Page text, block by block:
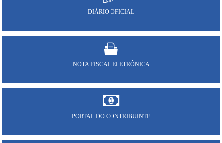
DIÁRIO OFICIAL
NOTA FISCAL ELETRÔNICA
PORTAL DO CONTRIBUINTE